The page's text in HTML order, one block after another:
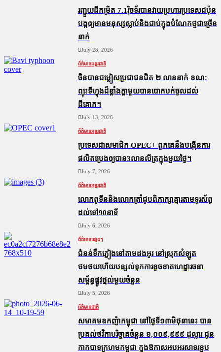
រញ្ជួយដីកម្រិត​ 7.1រ៉ិចទ័របានវាយប្រហារប្រទេសជប៉ុន
បង្កឲ្យមានមនុស្សស្លាប់​និង​ជាប់ក្នុងបំណែកថ្មជាច្រើន
នាក់
July 28, 2026
ព័ត៌មានអន្តរជាតិ
ចិនបានជម្លៀសប្រជាជនជិត ២ លាននាក់ ខណៈ
ព្យុះទីហ្វុងដ៏ខ្លាំងក្លាមួយបានបោកបក់ចូលដល់
ដីគោក។
July 13, 2026
ព័ត៌មានអន្តរជាតិ
ប្រទេសជាសមាជិក OPEC+​ ពួកគេនឹងបង្កើនការ
ផលិតប្រេងឲ្យបាន3លានលីត្រក្នុងមួយថ្ងៃ។
July 7, 2026
ព័ត៌មានអន្តរជាតិ
លោកពូទីននិងលោកត្រាំជូបពិភាក្សាគ្នារតាមទូរស័ព្ធ
ដល់ទៅ90នាទី
July 6, 2026
ព័ត៌មានផ្សេងៗ
ជំនន់​ទឹកភ្លៀង​នៅ​តាម​ដងអូរ​ នៅ​ស្រុក​សំឡូត​
ថមថយ​ហើយ​បន្សល់​ទុក​ការ​ខូចខាត​ហេដ្ឋារចនា
សម្ព័ន្ធ​ផ្លូវថ្នល់​មួយ​ចំនួន
July 5, 2026
ព័ត៌មានជាតិ
សមាគមឧកញ៉ាកម្ពុជា នៅថ្ងៃទី១៣មិថុនានេះ បាន
ប្រគល់ថវិកាបរិច្ចាគចំនួន ១,០០៩,៩៩៩ ដុល្លារ ជូន
កាកបាទក្រហមកម្ពុជា ក្នុងឱកាសអបអរសាទរខួប